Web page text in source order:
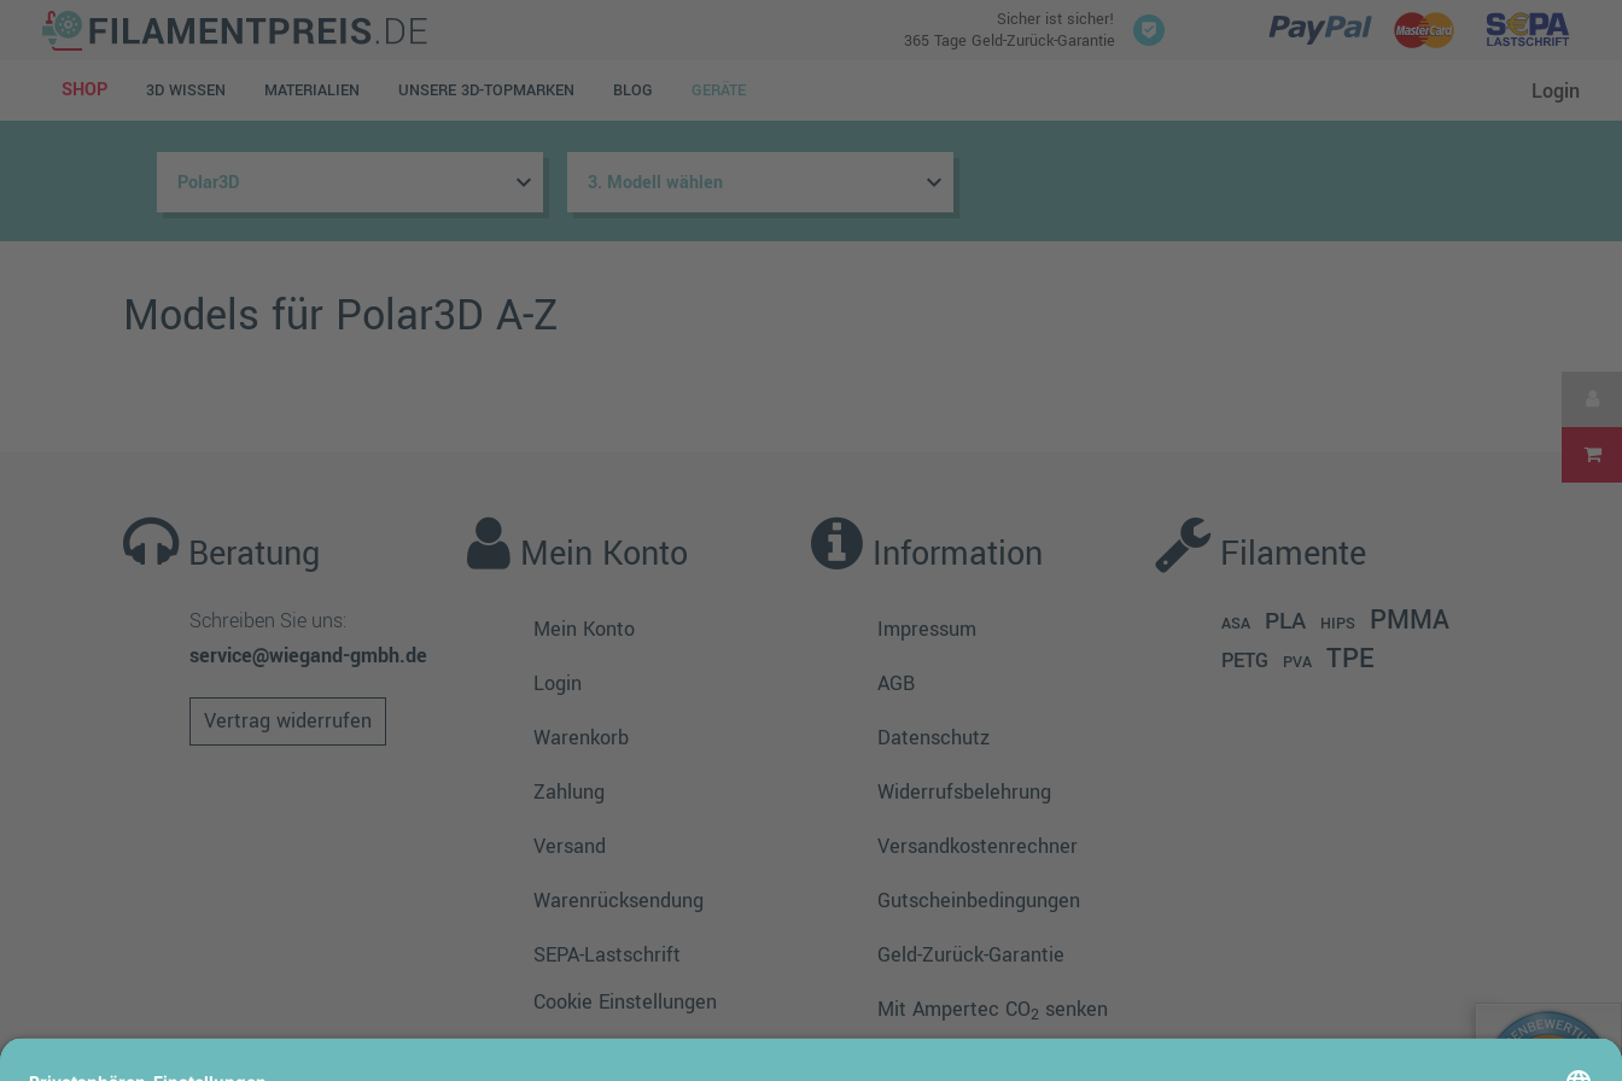
Sicher ist sicher!
365 Tage Geld-Zurück-Garantie
SHOP 3D WISSEN MATERIALIEN UNSERE 3D-TOPMARKEN BLOG GERÄTE Login
keyboard_arrow_down keyboard_arrow_down
Models für Polar3D A-Z
Beratung
Schreiben Sie uns:
service@wiegand-gmbh.de
Vertrag widerrufen
Mein Konto
Mein Konto
Login
Warenkorb
Zahlung
Versand
Warenrücksendung
SEPA-Lastschrift
Cookie Einstellungen
Information
Impressum
AGB
Datenschutz
Widerrufsbelehrung
Versandkostenrechner
Gutscheinbedingungen
Geld-Zurück-Garantie
Mit Ampertec CO2 senken
Filamente
ASA PLA HIPS PMMA
PETG PVA TPE